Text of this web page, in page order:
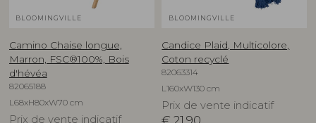
BLOOMINGVILLE
Camino Chaise longue,
Marron, FSC®100%, Bois
d'hévéa
82065188
L68xH80xW70 cm
Prix de vente indicatif
BLOOMINGVILLE
Candice Plaid, Multicolore,
Coton recyclé
82063314
L160xW130 cm
Prix de vente indicatif